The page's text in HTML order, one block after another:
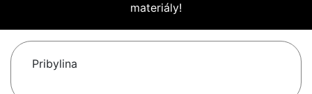
materiály!
Pribylina